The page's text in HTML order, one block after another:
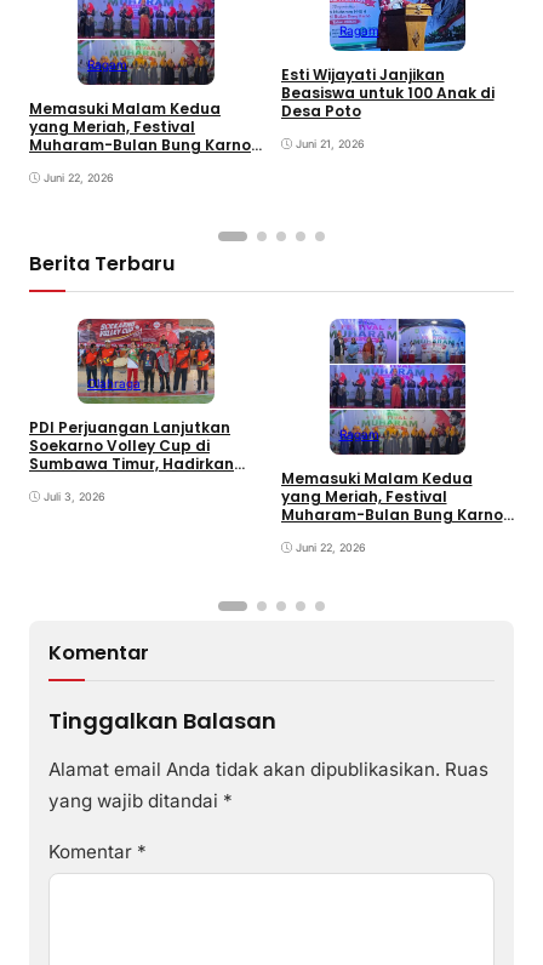
Ragam
Memasuki Malam Kedua
yang Meriah, Festival
Muharam-Bulan Bung Karno
Pemajuan Kebudayaan
Juni 22, 2026
Ragam
Esti Wijayati Janjikan
Beasiswa untuk 100 Anak di
Desa Poto
Juni 21, 2026
Berita Terbaru
Olahraga
PDI Perjuangan Lanjutkan
Soekarno Volley Cup di
Sumbawa Timur, Hadirkan
Rakyat
Juli 3, 2026
Ragam
Memasuki Malam Kedua
yang Meriah, Festival
Muharam-Bulan Bung Karno
Pemajuan Kebudayaan
Juni 22, 2026
Komentar
Tinggalkan Balasan
Alamat email Anda tidak akan dipublikasikan. Ruas
yang wajib ditandai *
Komentar *